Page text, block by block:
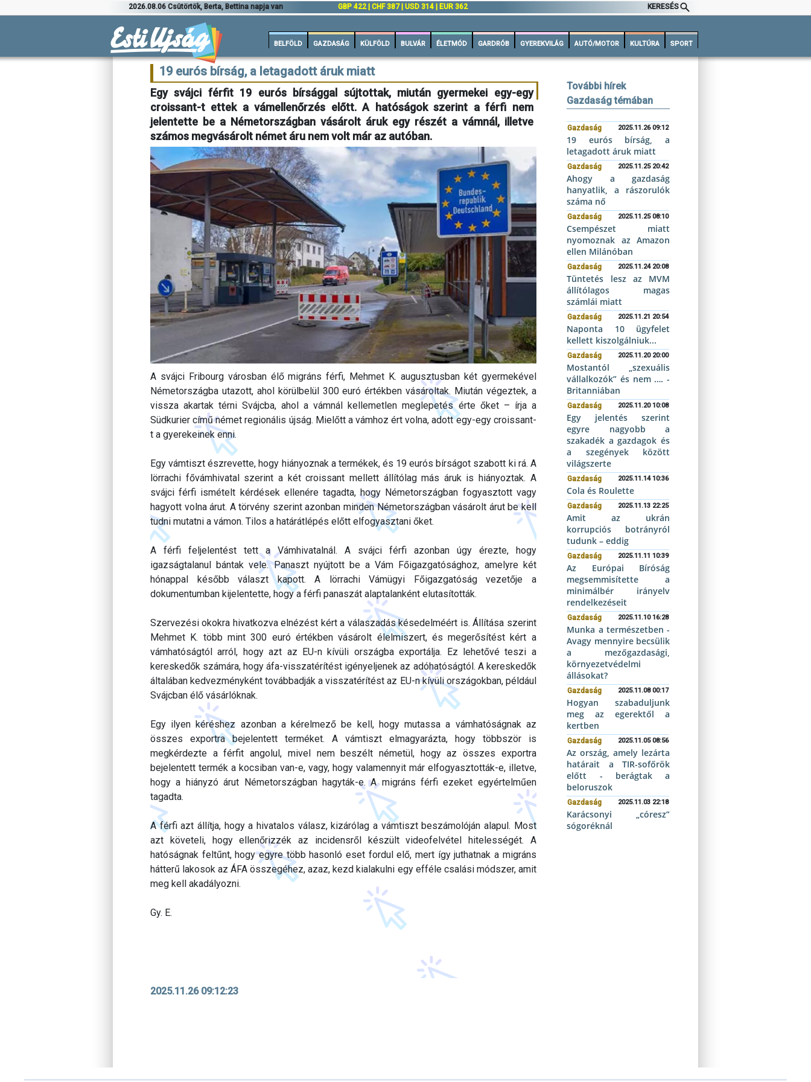
2026.08.06 Csütörtök, Berta, Bettina napja van GBP 422 | CHF 387 | USD 314 | EUR 362 KERESÉS
BELFÖLD GAZDASÁG KÜLFÖLD BULVÁR ÉLETMÓD GARDRÓB GYEREKVILÁG AUTÓ/MOTOR KULTÚRA SPORT
19 eurós bírság, a letagadott áruk miatt
Egy svájci férfit 19 eurós bírsággal sújtottak, miután gyermekei egy-egy
croissant-t ettek a vámellenőrzés előtt. A hatóságok szerint a férfi nem
jelentette be a Németországban vásárolt áruk egy részét a vámnál, illetve
számos megvásárolt német áru nem volt már az autóban.
A svájci Fribourg városban élő migráns férfi, Mehmet K. augusztusban két gyermekével
Németországba utazott, ahol körülbelül 300 euró értékben vásároltak. Miután végeztek, a
vissza akartak térni Svájcba, ahol a vámnál kellemetlen meglepetés érte őket – írja a
Südkurier című német regionális újság. Mielőtt a vámhoz ért volna, adott egy-egy croissant-
t a gyerekeinek enni.
Egy vámtiszt észrevette, hogy hiányoznak a termékek, és 19 eurós bírságot szabott ki rá. A
lörrachi fővámhivatal szerint a két croissant mellett állítólag más áruk is hiányoztak. A
svájci férfi ismételt kérdések ellenére tagadta, hogy Németországban fogyasztott vagy
hagyott volna árut. A törvény szerint azonban minden Németországban vásárolt árut be kell
tudni mutatni a vámon. Tilos a határátlépés előtt elfogyasztani őket.
A férfi feljelentést tett a Vámhivatalnál. A svájci férfi azonban úgy érezte, hogy
igazságtalanul bántak vele. Panaszt nyújtott be a Vám Főigazgatósághoz, amelyre két
hónappal később választ kapott. A lörrachi Vámügyi Főigazgatóság vezetője a
dokumentumban kijelentette, hogy a férfi panaszát alaptalanként elutasították.
Szervezési okokra hivatkozva elnézést kért a válaszadás késedelméért is. Állítása szerint
Mehmet K. több mint 300 euró értékben vásárolt élelmiszert, és megerősítést kért a
vámhatóságtól arról, hogy azt az EU-n kívüli országba exportálja. Ez lehetővé teszi a
kereskedők számára, hogy áfa-visszatérítést igényeljenek az adóhatóságtól. A kereskedők
általában kedvezményként továbbadják a visszatérítést az EU-n kívüli országokban, például
Svájcban élő vásárlóknak.
Egy ilyen kéréshez azonban a kérelmező be kell, hogy mutassa a vámhatóságnak az
összes exportra bejelentett terméket. A vámtiszt elmagyarázta, hogy többször is
megkérdezte a férfit angolul, mivel nem beszélt németül, hogy az összes exportra
bejelentett termék a kocsiban van-e, vagy, hogy valamennyit már elfogyasztották-e, illetve,
hogy a hiányzó árut Németországban hagyták-e. A migráns férfi ezeket egyértelműen
tagadta.
A férfi azt állítja, hogy a hivatalos válasz, kizárólag a vámtiszt beszámolóján alapul. Most
azt követeli, hogy ellenőrizzék az incidensről készült videofelvétel hitelességét. A
hatóságnak feltűnt, hogy egyre több hasonló eset fordul elő, mert így juthatnak a migráns
hátterű lakosok az ÁFA összegéhez, azaz, kezd kialakulni egy efféle csalási módszer, amit
meg kell akadályozni.
Gy. E.
2025.11.26 09:12:23
További hírek
Gazdaság témában
Gazdaság 2025.11.26 09:12
19 eurós bírság, a
letagadott áruk miatt
Gazdaság 2025.11.25 20:42
Ahogy a gazdaság
hanyatlik, a rászorulók
száma nő
Gazdaság 2025.11.25 08:10
Csempészet miatt
nyomoznak az Amazon
ellen Milánóban
Gazdaság 2025.11.24 20:08
Tüntetés lesz az MVM
állítólagos magas
számlái miatt
Gazdaság 2025.11.21 20:54
Naponta 10 ügyfelet
kellett kiszolgálniuk...
Gazdaság 2025.11.20 20:00
Mostantól „szexuális
vállalkozók” és nem …. -
Britanniában
Gazdaság 2025.11.20 10:08
Egy jelentés szerint
egyre nagyobb a
szakadék a gazdagok és
a szegények között
világszerte
Gazdaság 2025.11.14 10:36
Cola és Roulette
Gazdaság 2025.11.13 22:25
Amit az ukrán
korrupciós botrányról
tudunk – eddig
Gazdaság 2025.11.11 10:39
Az Európai Bíróság
megsemmisítette a
minimálbér irányelv
rendelkezéseit
Gazdaság 2025.11.10 16:28
Munka a természetben -
Avagy mennyire becsülik
a mezőgazdasági,
környezetvédelmi
állásokat?
Gazdaság 2025.11.08 00:17
Hogyan szabaduljunk
meg az egerektől a
kertben
Gazdaság 2025.11.05 08:56
Az ország, amely lezárta
határait a TIR-sofőrök
előtt - berágtak a
beloruszok
Gazdaság 2025.11.03 22:18
Karácsonyi „córesz”
sógoréknál